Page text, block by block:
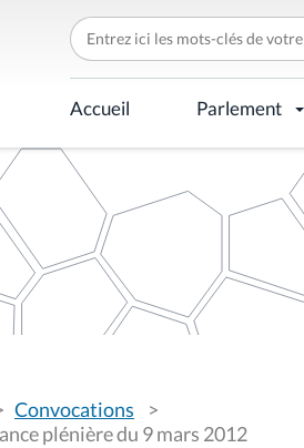
C
h
e
r
c
h
r
p
Accueil Parlement
Convocations
plénière du 9 mars 2012